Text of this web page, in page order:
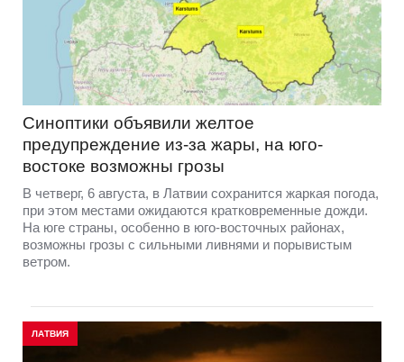
Синоптики объявили желтое
предупреждение из-за жары, на юго-
востоке возможны грозы
В четверг, 6 августа, в Латвии сохранится жаркая погода,
при этом местами ожидаются кратковременные дожди.
На юге страны, особенно в юго-восточных районах,
возможны грозы с сильными ливнями и порывистым
ветром.
ЛАТВИЯ